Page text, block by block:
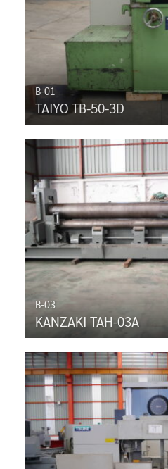
B-01
TAIYO TB-50-3D
B-03
KANZAKI TAH-03A